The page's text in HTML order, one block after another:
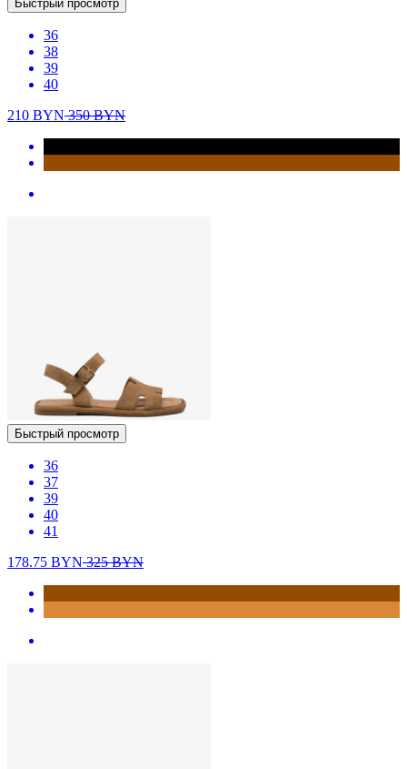
Быстрый просмотр
36
38
39
40
210 BYN350BYN
Быстрый просмотр
36
37
39
40
41
178.75 BYN325BYN